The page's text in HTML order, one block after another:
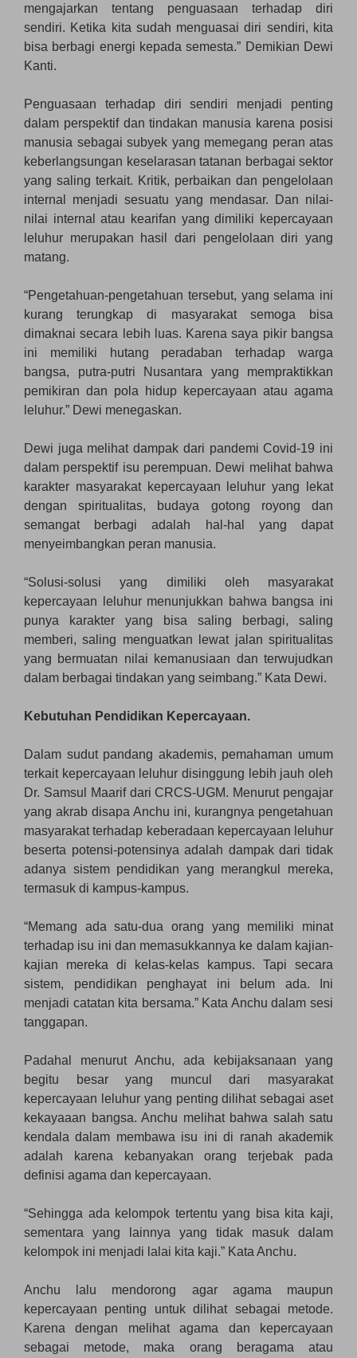
mengajarkan tentang penguasaan terhadap diri
sendiri. Ketika kita sudah menguasai diri sendiri, kita
bisa berbagi energi kepada semesta.” Demikian Dewi
Kanti.
Penguasaan terhadap diri sendiri menjadi penting
dalam perspektif dan tindakan manusia karena posisi
manusia sebagai subyek yang memegang peran atas
keberlangsungan keselarasan tatanan berbagai sektor
yang saling terkait. Kritik, perbaikan dan pengelolaan
internal menjadi sesuatu yang mendasar. Dan nilai-
nilai internal atau kearifan yang dimiliki kepercayaan
leluhur merupakan hasil dari pengelolaan diri yang
matang.
“Pengetahuan-pengetahuan tersebut, yang selama ini
kurang terungkap di masyarakat semoga bisa
dimaknai secara lebih luas. Karena saya pikir bangsa
ini memiliki hutang peradaban terhadap warga
bangsa, putra-putri Nusantara yang mempraktikkan
pemikiran dan pola hidup kepercayaan atau agama
leluhur.” Dewi menegaskan.
Dewi juga melihat dampak dari pandemi Covid-19 ini
dalam perspektif isu perempuan. Dewi melihat bahwa
karakter masyarakat kepercayaan leluhur yang lekat
dengan spiritualitas, budaya gotong royong dan
semangat berbagi adalah hal-hal yang dapat
menyeimbangkan peran manusia.
“Solusi-solusi yang dimiliki oleh masyarakat
kepercayaan leluhur menunjukkan bahwa bangsa ini
punya karakter yang bisa saling berbagi, saling
memberi, saling menguatkan lewat jalan spiritualitas
yang bermuatan nilai kemanusiaan dan terwujudkan
dalam berbagai tindakan yang seimbang.” Kata Dewi.
Kebutuhan Pendidikan Kepercayaan.
Dalam sudut pandang akademis, pemahaman umum
terkait kepercayaan leluhur disinggung lebih jauh oleh
Dr. Samsul Maarif dari CRCS-UGM. Menurut pengajar
yang akrab disapa Anchu ini, kurangnya pengetahuan
masyarakat terhadap keberadaan kepercayaan leluhur
beserta potensi-potensinya adalah dampak dari tidak
adanya sistem pendidikan yang merangkul mereka,
termasuk di kampus-kampus.
“Memang ada satu-dua orang yang memiliki minat
terhadap isu ini dan memasukkannya ke dalam kajian-
kajian mereka di kelas-kelas kampus. Tapi secara
sistem, pendidikan penghayat ini belum ada. Ini
menjadi catatan kita bersama.” Kata Anchu dalam sesi
tanggapan.
Padahal menurut Anchu, ada kebijaksanaan yang
begitu besar yang muncul dari masyarakat
kepercayaan leluhur yang penting dilihat sebagai aset
kekayaaan bangsa. Anchu melihat bahwa salah satu
kendala dalam membawa isu ini di ranah akademik
adalah karena kebanyakan orang terjebak pada
definisi agama dan kepercayaan.
“Sehingga ada kelompok tertentu yang bisa kita kaji,
sementara yang lainnya yang tidak masuk dalam
kelompok ini menjadi lalai kita kaji.” Kata Anchu.
Anchu lalu mendorong agar agama maupun
kepercayaan penting untuk dilihat sebagai metode.
Karena dengan melihat agama dan kepercayaan
sebagai metode, maka orang beragama atau